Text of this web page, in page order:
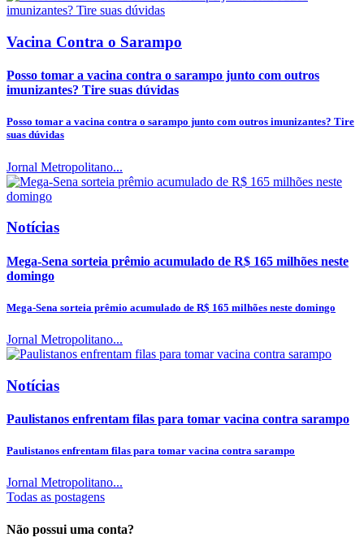
Vacina Contra o Sarampo
Posso tomar a vacina contra o sarampo junto com outros
imunizantes? Tire suas dúvidas
Posso tomar a vacina contra o sarampo junto com outros imunizantes? Tire
suas dúvidas
Jornal Metropolitano...
Notícias
Mega-Sena sorteia prêmio acumulado de R$ 165 milhões neste
domingo
Mega-Sena sorteia prêmio acumulado de R$ 165 milhões neste domingo
Jornal Metropolitano...
Notícias
Paulistanos enfrentam filas para tomar vacina contra sarampo
Paulistanos enfrentam filas para tomar vacina contra sarampo
Jornal Metropolitano...
Todas as postagens
Não possui uma conta?